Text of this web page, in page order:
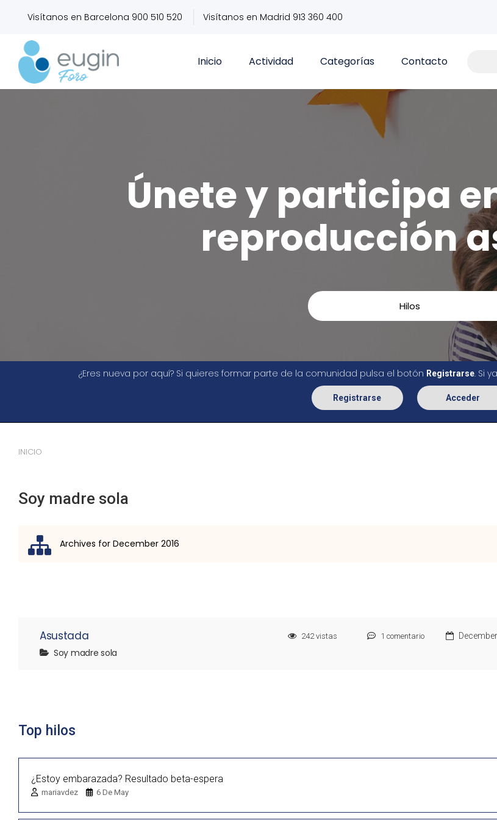
Visítanos en Barcelona 900 510 520 Visítanos en Madrid 913 360 400
Inicio Actividad Categorías Contacto
Únete y participa
reproducción
Hilos
¿Eres nueva por aquí? Si quieres formar parte de la comunidad pulsa el botón Registrarse. Si
Registrarse Acceder
INICIO
Soy madre sola
Archives for December 2016
Asustada
Soy madre sola
242vistas 1 comentario
Top hilos
¿Estoy embarazada? Resultado beta-espera
mariavdez 6 De May